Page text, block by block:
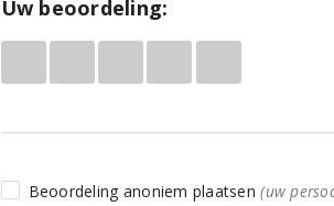
Uw beoordeling:
Beoordeling anoniem plaatsen(uw